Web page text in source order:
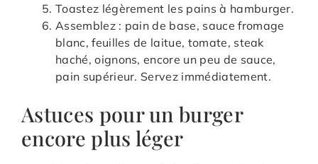
Toastez légèrement les pains à hamburger.
Assemblez : pain de base, sauce fromage
blanc, feuilles de laitue, tomate, steak
haché, oignons, encore un peu de sauce,
pain supérieur. Servez immédiatement.
Astuces pour un burger
encore plus léger